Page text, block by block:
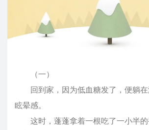
（一）
回到家，因为低血糖发了，便躺在
眩晕感。
这时，蓬蓬拿着一根吃了一小半的